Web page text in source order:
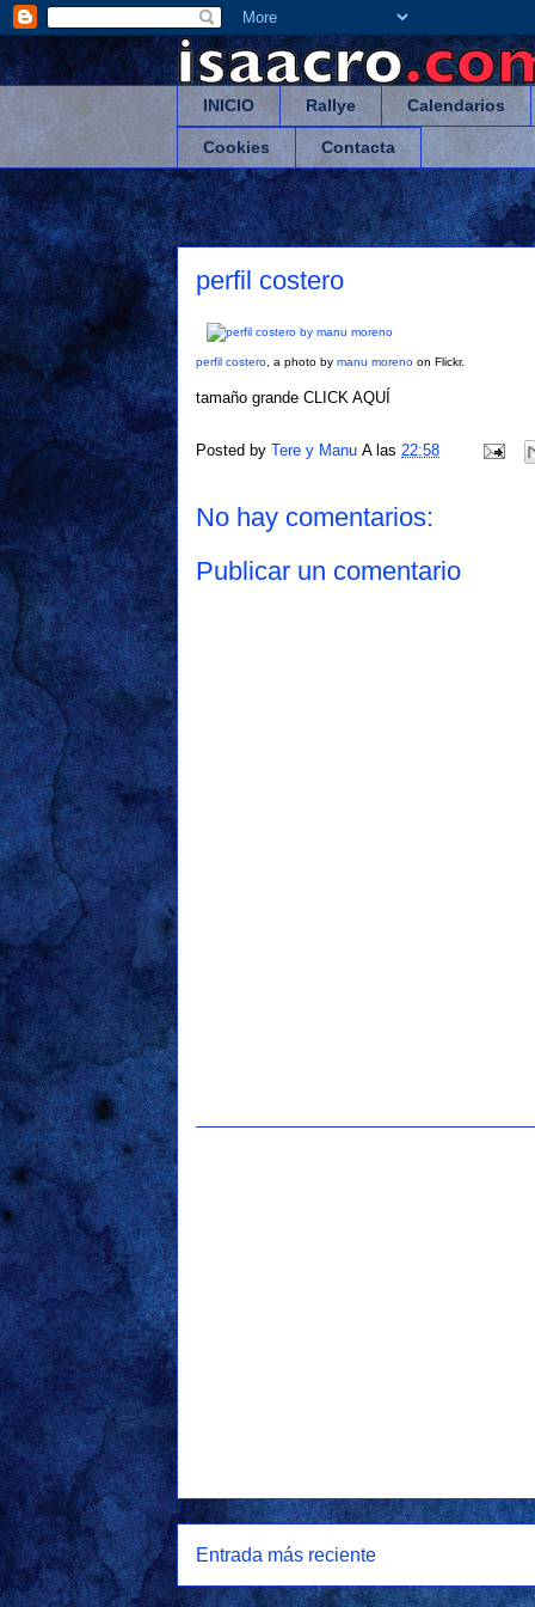
INICIO Rallye Calendarios
Cookies Contacta
perfil costero
perfil costero , a photo by manu moreno on Flickr.
tamaño grande CLICK AQUÍ
Posted by Tere y Manu A las 22:58
No hay comentarios:
Publicar un comentario
Entrada más reciente